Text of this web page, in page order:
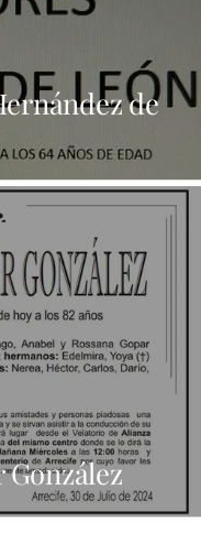
de
González